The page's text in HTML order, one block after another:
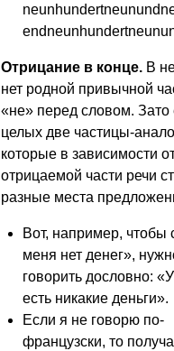
Отрицание в конце. В
нет родной привычной
«не» перед словом. Зато
целых две частицы-
которые в зависимости
отрицаемой части речи
разные места
Вот, например, чтобы
меня нет денег»,
говорить дословно:
есть никакие деньги».
Если я не говорю по-
французски, то